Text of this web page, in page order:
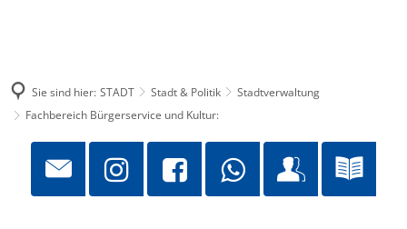
Sie sind hier: STADT Stadt & Politik
Stadtverwaltung
Fachbereich Bürgerservice und Kultur: